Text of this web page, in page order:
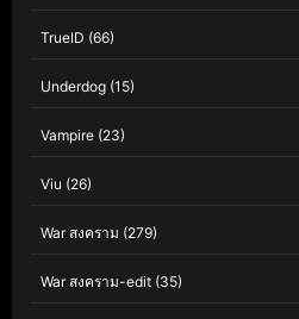
TrueID (66)
Underdog (15)
Vampire (23)
Viu (26)
War สงคราม (279)
War สงคราม-edit (35)